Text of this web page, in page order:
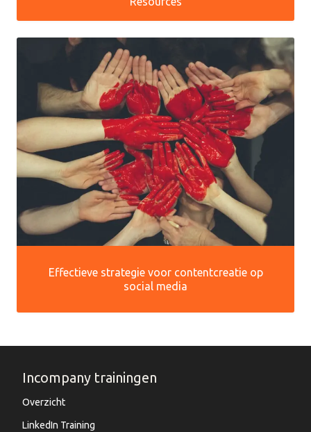
Effectieve strategie voor contentcreatie op
social media
Incompany trainingen
Overzicht
LinkedIn Training